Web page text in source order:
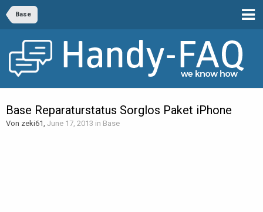
Base
Base Reparaturstatus Sorglos Paket iPhone
Von zeki61, June 17, 2013 in Base